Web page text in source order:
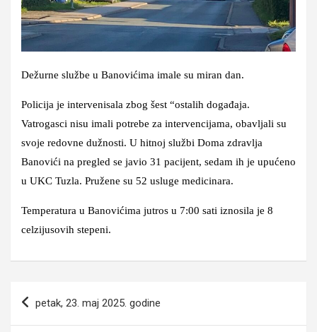
Dežurne službe u Banovićima imale su miran dan.
Policija je intervenisala zbog šest “ostalih događaja.
Vatrogasci nisu imali potrebe za intervencijama, obavljali su
svoje redovne dužnosti. U hitnoj službi Doma zdravlja
Banovići na pregled se javio 31 pacijent, sedam ih je upućeno
u UKC Tuzla. Pružene su 52 usluge medicinara.
Temperatura u Banovićima jutros u 7:00 sati iznosila je 8
celzijusovih stepeni.
članaka
petak, 23. maj 2025. godine